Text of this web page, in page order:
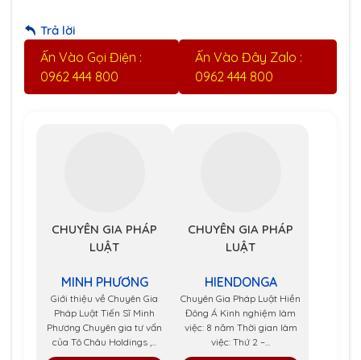
Trả lời
Ấn Vào Gọi Điện :
0962 444 800
Ấn Vào Đây Zalo :
0962 444 800
CHUYÊN GIA PHÁP
LUẬT
MINH PHƯƠNG
Giới thiệu về Chuyên Gia
Pháp Luật Tiến Sĩ Minh
Phương Chuyên gia tư vấn
của Tô Châu Holdings ,...
CHUYÊN GIA PHÁP
LUẬT
HIENDONGA
Chuyên Gia Pháp Luật Hiền
Đông Á Kinh nghiệm làm
việc: 8 năm Thời gian làm
việc: Thứ 2 –...